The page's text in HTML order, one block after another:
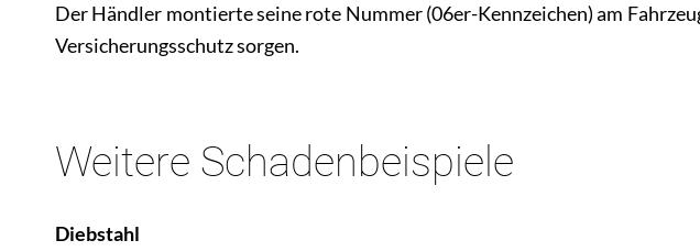
Der Händler montierte seine rote Nummer (06er-Kennzeichen) am
Versicherungsschutz sorgen.
Weitere Schadenbeispiele
Diebstahl